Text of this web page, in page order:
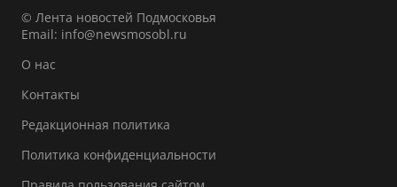
© Лента новостей Подмосковья
Email: info@newsmosobl.ru
О нас
Контакты
Редакционная политика
Политика конфиденциальности